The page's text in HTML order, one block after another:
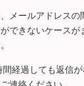
メールアドレスの
できないケースが
経過しても返信